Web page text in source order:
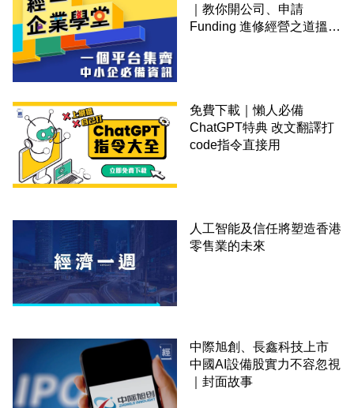
｜教你開公司、申請
Funding 進修經營之道搵大
免費下載｜懶人必備
ChatGPT特典 改文翻譯打
code指令直接用
人工智能及信任將塑造香港
零售業的未來
中際旭創、長鑫科技上市
中國AI設備股實力不容忽視
｜封面故事